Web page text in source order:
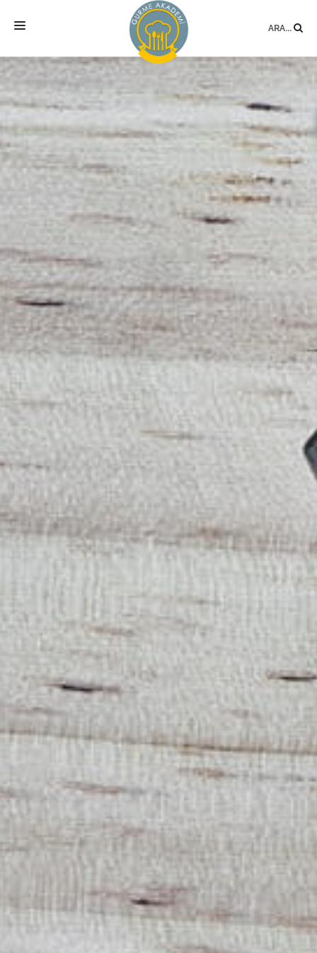
ARA...
ANASAYFA
MEKAN
EĞITIMLER
DANIŞMANLIK
SÖZLÜK